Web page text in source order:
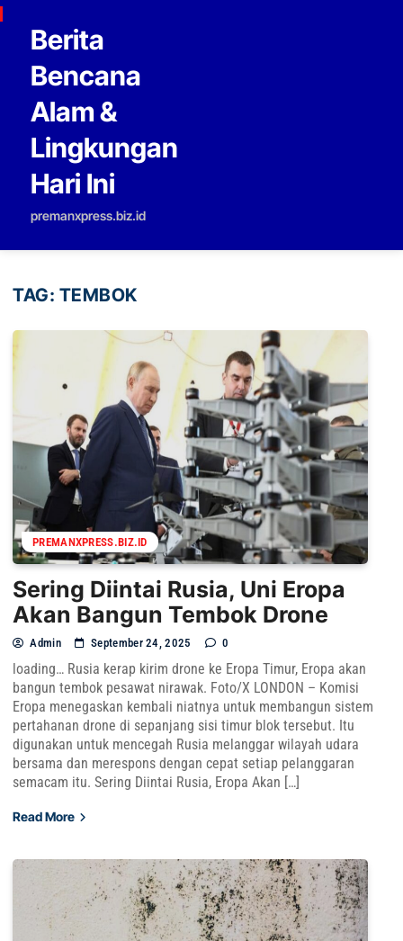
Skip to content
Berita
Bencana
Alam &
Lingkungan
Hari Ini
premanxpress.biz.id
TAG: TEMBOK
PREMANXPRESS.BIZ.ID
Sering Diintai Rusia, Uni Eropa
Akan Bangun Tembok Drone
Admin September 24, 2025 0
loading… Rusia kerap kirim drone ke Eropa Timur, Eropa akan
bangun tembok pesawat nirawak. Foto/X LONDON – Komisi
Eropa menegaskan kembali niatnya untuk membangun sistem
pertahanan drone di sepanjang sisi timur blok tersebut. Itu
digunakan untuk mencegah Rusia melanggar wilayah udara
bersama dan merespons dengan cepat setiap pelanggaran
semacam itu. Sering Diintai Rusia, Eropa Akan […]
Read More